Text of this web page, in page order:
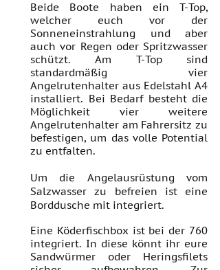
Beide Boote haben ein T-Top,
welcher euch vor der
Sonneneinstrahlung und aber
auch vor Regen oder Spritzwasser
schützt. Am T-Top sind
standardmäßig vier
Angelrutenhalter aus Edelstahl A4
installiert. Bei Bedarf besteht die
Möglichkeit vier weitere
Angelrutenhalter am Fahrersitz zu
befestigen, um das volle Potential
zu entfalten.
Um die Angelausrüstung vom
Salzwasser zu befreien ist eine
Borddusche mit integriert.
Eine Köderfischbox ist bei der 760
integriert. In diese könnt ihr eure
Sandwürmer oder Heringsfilets